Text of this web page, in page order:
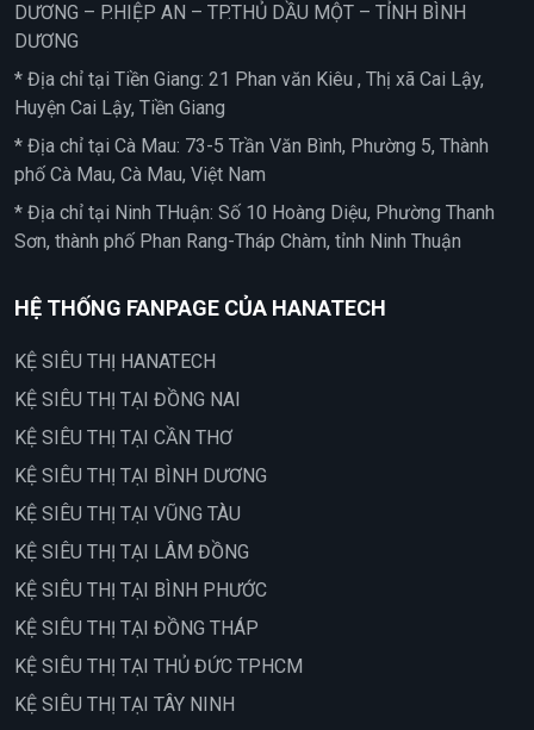
DƯƠNG – P.HIỆP AN – TP.THỦ DẦU MỘT – TỈNH BÌNH
DƯƠNG
* Địa chỉ tại Tiền Giang: 21 Phan văn Kiêu , Thị xã Cai Lậy,
Huyện Cai Lậy, Tiền Giang
* Địa chỉ tại Cà Mau: 73-5 Trần Văn Bình, Phường 5, Thành
phố Cà Mau, Cà Mau, Việt Nam
* Địa chỉ tại Ninh THuận: Số 10 Hoàng Diệu, Phường Thanh
Sơn, thành phố Phan Rang-Tháp Chàm, tỉnh Ninh Thuận
HỆ THỐNG FANPAGE CỦA HANATECH
KỆ SIÊU THỊ HANATECH
KỆ SIÊU THỊ TẠI ĐỒNG NAI
KỆ SIÊU THỊ TẠI CẦN THƠ
KỆ SIÊU THỊ TẠI BÌNH DƯƠNG
KỆ SIÊU THỊ TẠI VŨNG TÀU
KỆ SIÊU THỊ TẠI LÂM ĐỒNG
KỆ SIÊU THỊ TẠI BÌNH PHƯỚC
KỆ SIÊU THỊ TẠI ĐỒNG THÁP
KỆ SIÊU THỊ TẠI THỦ ĐỨC TPHCM
KỆ SIÊU THỊ TẠI TÂY NINH